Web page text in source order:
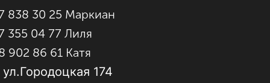
838 30 25 Маркиан
355 04 77 Лиля
902 86 61 Катя
174